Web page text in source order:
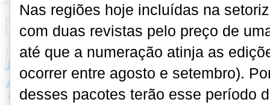
Nas regiões hoje incluídas na
com duas revistas pelo preço de
até que a numeração atinja as
ocorrer entre agosto e setembro).
desses pacotes terão esse período